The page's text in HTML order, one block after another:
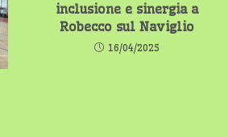
inclusione e sinergia a
Robecco sul Naviglio
16/04/2025